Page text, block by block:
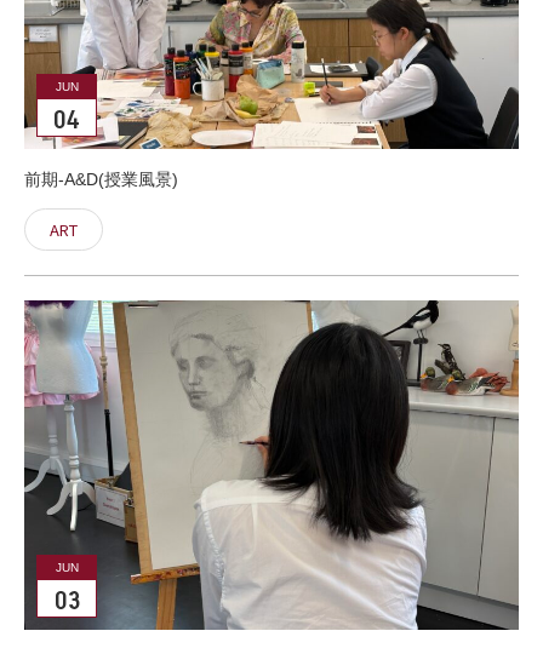
JUN
04
前期-A&D(授業風景)
ART
JUN
03